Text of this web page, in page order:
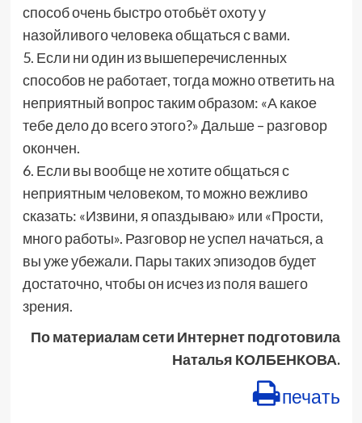
способ очень быстро отобьёт охоту у
назойливого человека общаться с вами.
5. Если ни один из вышеперечисленных
способов не работает, тогда можно ответить на
неприятный вопрос таким образом: «А какое
тебе дело до всего этого?» Дальше – разговор
окончен.
6. Если вы вообще не хотите общаться с
неприятным человеком, то можно вежливо
сказать: «Извини, я опаздываю» или «Прости,
много работы». Разговор не успел начаться, а
вы уже убежали. Пары таких эпизодов будет
достаточно, чтобы он исчез из поля вашего
зрения.
По материалам сети Интернет подготовила
Наталья КОЛБЕНКОВА.
печать